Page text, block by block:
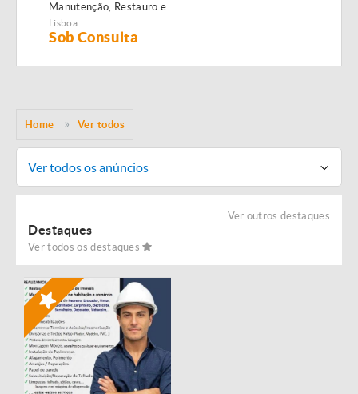
Manutenção, Restauro e
Remodelação de
imóveis!
Lisboa
Sob Consulta
Home Ver todos
Ver todos os anúncios
Ver outros destaques
Destaques
Ver todos os destaques